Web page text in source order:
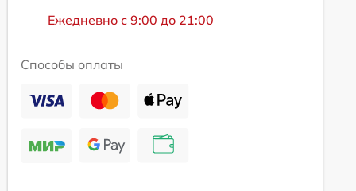
Ежедневно с 9:00 до 21:00
Способы оплаты